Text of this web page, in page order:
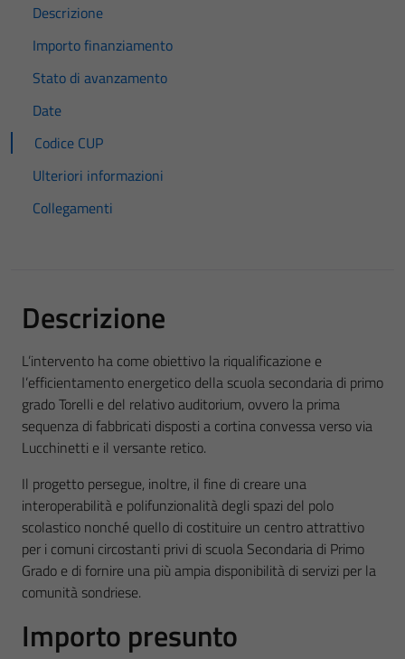
Descrizione
Importo finanziamento
Stato di avanzamento
Date
Codice CUP
Ulteriori informazioni
Collegamenti
Descrizione
L’intervento ha come obiettivo la riqualificazione e
l’efficientamento energetico della scuola secondaria di primo
grado Torelli e del relativo auditorium, ovvero la prima
sequenza di fabbricati disposti a cortina convessa verso via
Lucchinetti e il versante retico.
Il progetto persegue, inoltre, il fine di creare una
interoperabilità e polifunzionalità degli spazi del polo
scolastico nonché quello di costituire un centro attrattivo
per i comuni circostanti privi di scuola Secondaria di Primo
Grado e di fornire una più ampia disponibilità di servizi per la
comunità sondriese.
Importo presunto